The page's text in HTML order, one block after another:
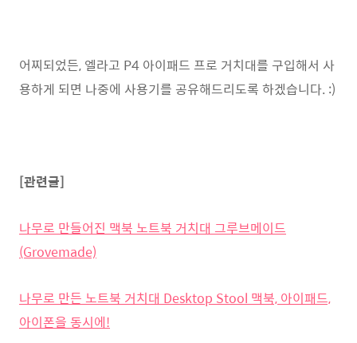
어찌되었든, 엘라고 P4 아이패드 프로 거치대를 구입해서 사
용하게 되면 나중에 사용기를 공유해드리도록 하겠습니다. :)
[관련글]
나무로 만들어진 맥북 노트북 거치대 그루브메이드
(Grovemade)
나무로 만든 노트북 거치대 Desktop Stool 맥북, 아이패드,
아이폰을 동시에!